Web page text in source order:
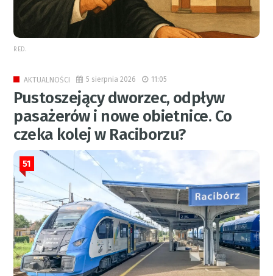
RED.
AKTUALNOŚCI 5 sierpnia 2026 11:05
Pustoszejący dworzec, odpływ
pasażerów i nowe obietnice. Co
czeka kolej w Raciborzu?
51